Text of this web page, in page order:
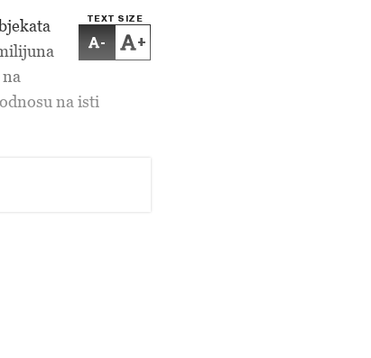
TEXT SIZE
- +
na isti